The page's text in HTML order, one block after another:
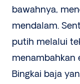
bawahnya,
mendalam.
putih melalui
menambahkan
Bingkai baja